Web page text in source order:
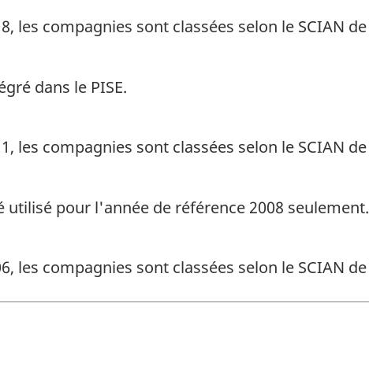
les compagnies sont classées selon le SCIAN de
dans le PISE.
les compagnies sont classées selon le SCIAN de
pour l'année de référence 2008 seulement.
les compagnies sont classées selon le SCIAN de